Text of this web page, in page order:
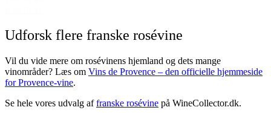
Udforsk flere franske rosévine
Vil du vide mere om rosévinens hjemland og dets mange
vinområder? Læs om Vins de Provence – den officielle hjemmeside
for Provence-vine.
Se hele vores udvalg affranske rosévine på WineCollector.dk.